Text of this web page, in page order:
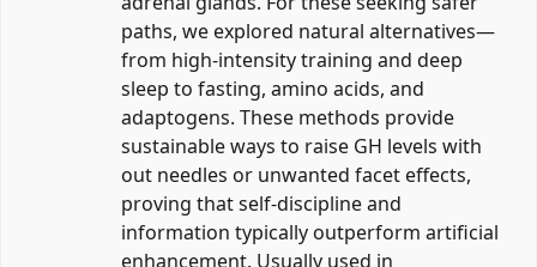
paths, we explored natural alternatives—
from high-intensity training and deep
sleep to fasting, amino acids, and
adaptogens. These methods provide
sustainable ways to raise GH levels with
out needles or unwanted facet effects,
proving that self-discipline and
information typically outperform artificial
enhancement. Usually used in